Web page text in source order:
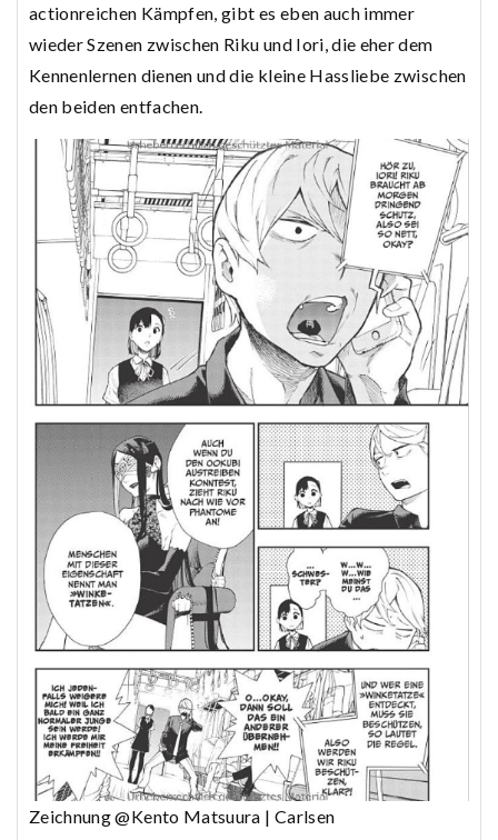
actionreichen Kämpfen, gibt es eben auch immer
wieder Szenen zwischen Riku und Iori, die eher dem
Kennenlernen dienen und die kleine Hassliebe zwischen
den beiden entfachen.
Zeichnung @Kento Matsuura | Carlsen